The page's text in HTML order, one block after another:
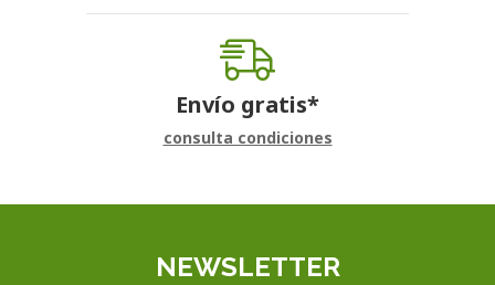
Envío gratis*
consulta condiciones
NEWSLETTER